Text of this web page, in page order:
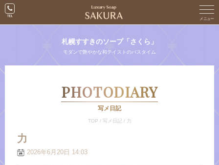
札幌すすきのソープ「さくら」
モダンで艶やかな和テイストのバスタイム
PHOTODIARY
写メ日記
TOP / 写メ日記 / 力
力
2026年6月20日 14:03